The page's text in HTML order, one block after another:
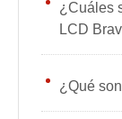
¿Cuáles
LCD
¿Qué